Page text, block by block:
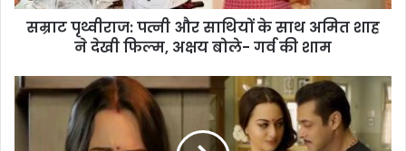
सम्राट पृथ्वीराज: पत्नी और साथियों के साथ अमित शाह
ने देखी फिल्म, अक्षय बोले- गर्व की शाम